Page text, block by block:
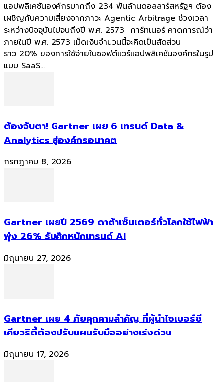
แอปพลิเคชันองค์กรมากถึง 234 พันล้านดอลลาร์สหรัฐฯ ต้อง
เผชิญกับความเสี่ยงจากภาวะ Agentic Arbitrage ช่วงเวลา
ระหว่างปัจจุบันไปจนถึงปี พ.ศ. 2573 การ์ทเนอร์ คาดการณ์ว่า
ภายในปี พ.ศ. 2573 เม็ดเงินจำนวนนี้จะคิดเป็นสัดส่วน
ราว 20% ของการใช้จ่ายในซอฟต์แวร์แอปพลิเคชันองค์กรในรูป
แบบ SaaS...
ต้องจับตา! Gartner เผย 6 เทรนด์ Data &
Analytics สู่องค์กรอนาคต
กรกฎาคม 8, 2026
Gartner เผยปี 2569 ดาต้าเซ็นเตอร์ทั่วโลกใช้ไฟฟ้า
พุ่ง 26% รับศึกหนักเทรนด์ AI
มิถุนายน 27, 2026
Gartner เผย 4 ภัยคุกคามสำคัญ ที่ผู้นำไซเบอร์ซี
เคียวริตี้ต้องปรับแผนรับมืออย่างเร่งด่วน
มิถุนายน 17, 2026